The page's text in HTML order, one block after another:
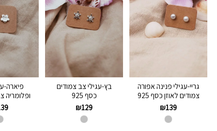
גריי-עגילי פנינה אפורה
צמודים לאוזן כסף 925
₪139
בץ-עגילי צב צמודים
כסף 925
₪129
פיארה-
ופלומריה